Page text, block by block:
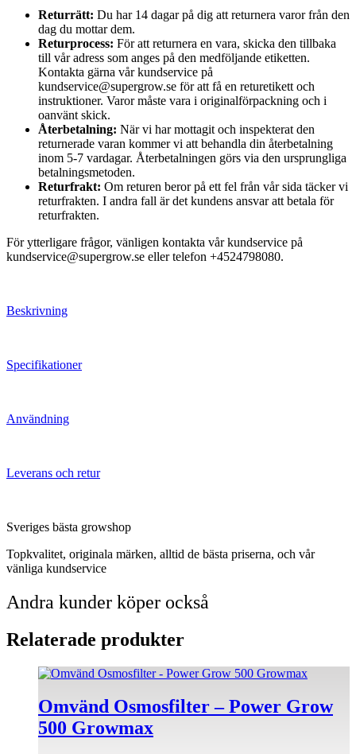
Returrätt: Du har 14 dagar på dig att returnera varor från den
dag du mottar dem.
Returprocess: För att returnera en vara, skicka den tillbaka
till vår adress som anges på den medföljande etiketten.
Kontakta gärna vår kundservice på
kundservice@supergrow.se för att få en returetikett och
instruktioner. Varor måste vara i originalförpackning och i
oanvänt skick.
Återbetalning: När vi har mottagit och inspekterat den
returnerade varan kommer vi att behandla din återbetalning
inom 5-7 vardagar. Återbetalningen görs via den ursprungliga
betalningsmetoden.
Returfrakt: Om returen beror på ett fel från vår sida täcker vi
returfrakten. I andra fall är det kundens ansvar att betala för
returfrakten.
För ytterligare frågor, vänligen kontakta vår kundservice på
kundservice@supergrow.se eller telefon +4524798080.
Beskrivning
Specifikationer
Användning
Leverans och retur
Sveriges bästa growshop
Topkvalitet, originala märken, alltid de bästa priserna, och vår
vänliga kundservice
Andra kunder köper också
Relaterade produkter
Omvänd Osmosfilter – Power Grow
500 Growmax